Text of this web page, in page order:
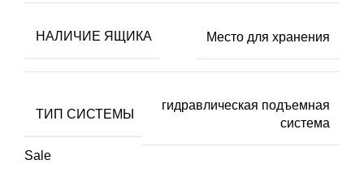
НАЛИЧИЕ ЯЩИКА Место для хранения
ТИП СИСТЕМЫ
гидравлическая подъемная
система
Sale